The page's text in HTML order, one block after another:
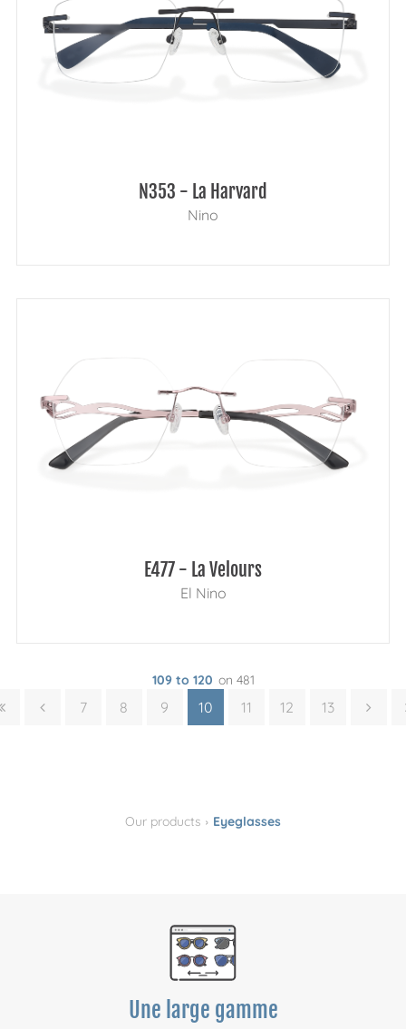
Our products › Eyeglasses
N353 - La Harvard
Nino
E477 - La Velours
El Nino
109 to 120 on 481
7 8 9 10 11 12 13
Une large gamme